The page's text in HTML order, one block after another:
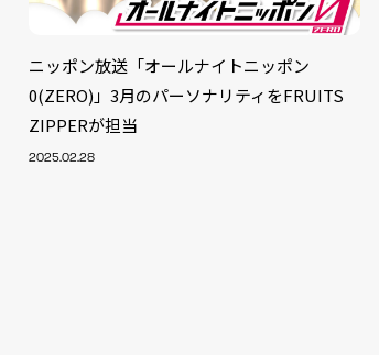
ニッポン放送「オールナイトニッポン
0(ZERO)」3月のパーソナリティをFRUITS
ZIPPERが担当
2025.02.28